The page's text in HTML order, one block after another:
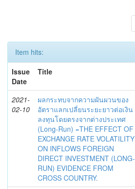
Item hits:
Issue
Date
Title
2021-
02-10
ผลกระทบจากความผันผวนของ
อัตราแลกเปลี่ยนระยะยาวต่อเงิน
ลงทุนโดยตรงจากต่างประเทศ
(Long-Run) =THE EFFECT OF
EXCHANGE RATE VOLATILITY
ON INFLOWS FOREIGN
DIRECT INVESTMENT (LONG-
RUN) EVIDENCE FROM
CROSS COUNTRY.